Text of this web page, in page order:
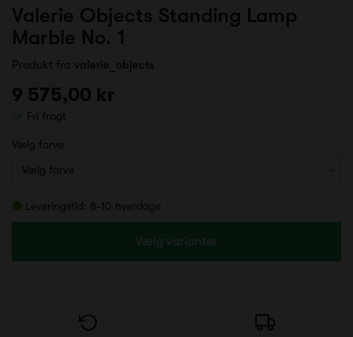
Valerie Objects Standing Lamp
Marble No. 1
Produkt fra valerie_objects
9 575,00 kr
Fri fragt
Vælg farve
Leveringstid: 8-10 hverdage
Vælg varianter